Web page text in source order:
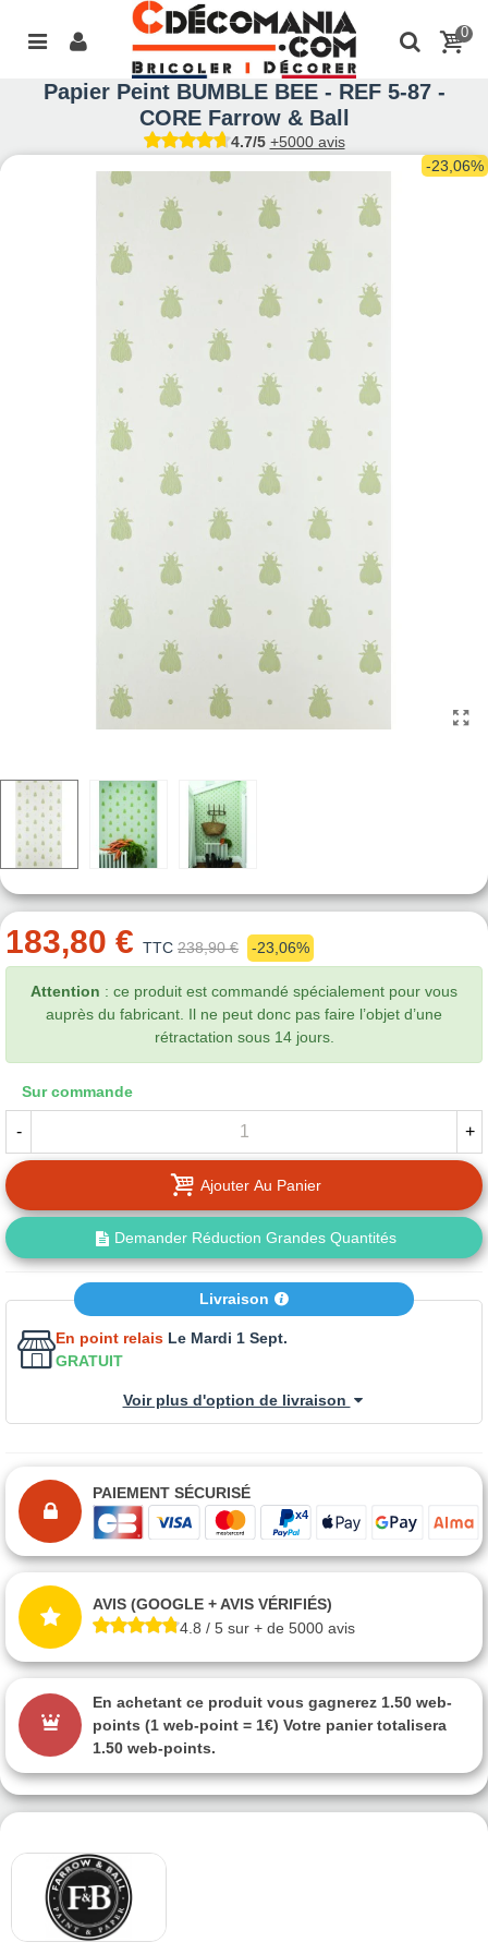
0
Papier Peint BUMBLE BEE - REF 5-87 -
CORE Farrow & Ball
4.7/5 +5000 avis
-23,06%
183,80 € TTC 238,90 € -23,06%
Attention : ce produit est commandé spécialement pour vous
auprès du fabricant. Il ne peut donc pas faire l’objet d’une
rétractation sous 14 jours.
Sur commande
- +
Ajouter Au Panier
Demander Réduction Grandes Quantités
Livraison
En point relais Le Mardi 1 Sept.
GRATUIT
Voir plus d'option de livraison
PAIEMENT SÉCURISÉ
AVIS (GOOGLE + AVIS VÉRIFIÉS)
4.8 / 5 sur + de 5000 avis
En achetant ce produit vous gagnerez 1.50 web-
points (1 web-point = 1€) Votre panier totalisera
1.50 web-points.